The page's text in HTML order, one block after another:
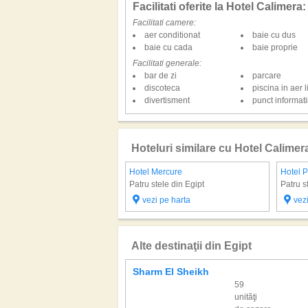
Facilitati oferite la Hotel Calimera:
Facilitati camere:
aer conditionat
baie cu cada
baie cu dus
baie proprie
Facilitati generale:
bar de zi
discoteca
divertisment
parcare
piscina in aer
punct
Hoteluri similare cu Hotel
Hotel Mercure
Patru stele din Egipt
vezi pe harta
Hotel
Patru
Alte destinaţii din Egipt
Sharm El Sheikh
59
unităţi